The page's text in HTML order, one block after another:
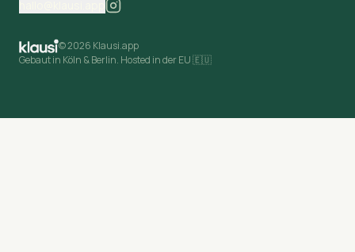
©2026 Klausi.app
Gebaut in Köln & Berlin. Hosted in der EU 🇪🇺